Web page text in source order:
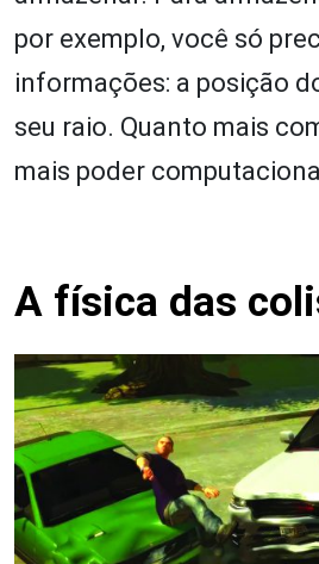
por exemplo, você só
informações: a posição
seu raio. Quanto mais
mais poder
A física das